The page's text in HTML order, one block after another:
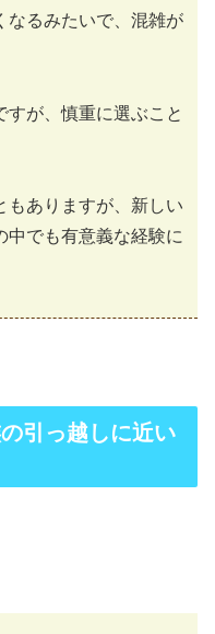
なるみたいで、混雑が
すが、慎重に選ぶこと
もありますが、新しい
中でも有意義な経験に
引っ越しに近い